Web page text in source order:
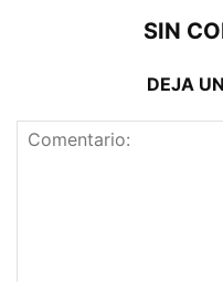
SIN
DEJA